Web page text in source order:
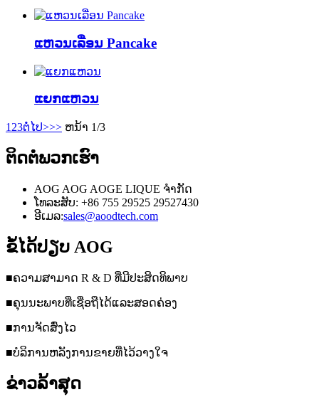
ແຫວນເລື່ອນ Pancake
ແຍກແຫວນ
1 23ຕໍ່ໄປ>>> ຫນ້າ 1/3
ຕິດຕໍ່ພວກເຮົາ
AOG AOG AOGE LIQUE ຈໍາກັດ
ໂທລະສັບ: +86 755 29525 29527430
ອີເມລ:sales@aoodtech.com
ຂໍ້ໄດ້ປຽບ AOG
■ຄວາມສາມາດ R & D ທີ່ມີປະສິດທິພາບ
■ຄຸນນະພາບທີ່ເຊື່ອຖືໄດ້ແລະສອດຄ່ອງ
■ການຈັດສົ່ງໄວ
■ບໍລິການຫລັງການຂາຍທີ່ໄວ້ວາງໃຈ
ຂ່າວລ້າສຸດ